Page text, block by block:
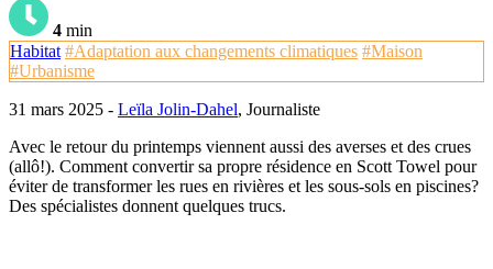
4 min
Habitat #Adaptation aux changements climatiques #Maison
#Urbanisme
31 mars 2025 - Leïla Jolin-Dahel, Journaliste
Avec le retour du printemps viennent aussi des averses et des crues
(allô!). Comment convertir sa propre résidence en Scott Towel pour
éviter de transformer les rues en rivières et les sous-sols en piscines?
Des spécialistes donnent quelques trucs.